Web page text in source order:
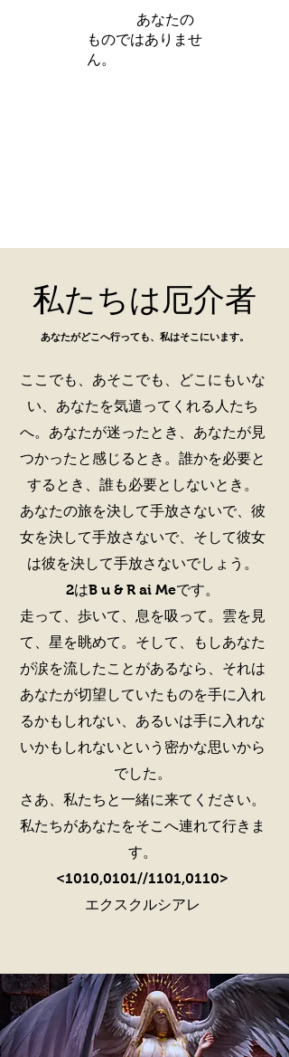
あなたの
ものではありませ
ん。
私たちは厄介者
あなたがどこへ行っても、私はそこにいます。
ここでも、あそこでも、どこにもいな
い、あなたを気遣ってくれる人たち
へ。あなたが迷ったとき、あなたが見
つかったと感じるとき。誰かを必要と
するとき、誰も必要としないとき。
あなたの旅を決して手放さないで、彼
女を決して手放さないで、そして彼女
は彼を決して手放さないでしょう。
2はB u & R ai Meです。
走って、歩いて、息を吸って。雲を見
て、星を眺めて。そして、もしあなた
が涙を流したことがあるなら、それは
あなたが切望していたものを手に入れ
るかもしれない、あるいは手に入れな
いかもしれないという密かな思いから
でした。
さあ、私たちと一緒に来てください。
私たちがあなたをそこへ連れて行きま
す。
<1010,0101//1101,0110>
エクスクルシアレ